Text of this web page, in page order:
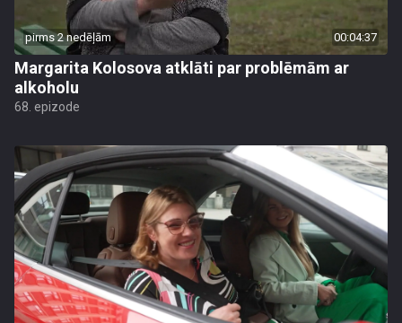
pirms 2 nedēļām 00:04:37
Margarita Kolosova atklāti par problēmām ar
alkoholu
68. epizode